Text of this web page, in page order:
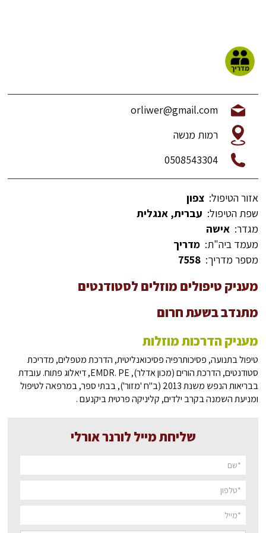
orliwer@gmail.com
רמות מנשה
0508543304
אזור הטיפול: צפון
שפת הטיפול: עברית, אנגלית
מגדר: אישה
מעמד ביה"ת: מדריך
מספר מדריך: 7558
מעניק טיפולים מוזלים לסטודנטים
מתנדב בשעת חרום
מעניק הדרכות מוזלות
טיפול בתנועה, פסיכותרפיה פסיכואנליטית, הדרכת מטפלים, מדריכת
סטודנטים, הדרכת הורים (מכון אדלר), EMDR. PE, דיאלוג פתוח. עובדת
בבריאות הנפש משנת 2013 (ב"ח 'מזור'), בבתי ספר, במרפאה לטיפול
ומניעת השמנה בקרב ילדים, קליניקה פרטית ביקנעם .
שליחת מייל לורנר אורלי